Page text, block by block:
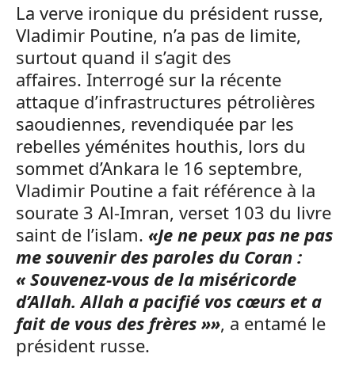
La verve ironique du président russe,
Vladimir Poutine, n’a pas de limite,
surtout quand il s’agit des
affaires. Interrogé sur la récente
attaque d’infrastructures pétrolières
saoudiennes, revendiquée par les
rebelles yéménites houthis, lors du
sommet d’Ankara le 16 septembre,
Vladimir Poutine a fait référence à la
sourate 3 Al-Imran, verset 103 du livre
saint de l’islam. «Je ne peux pas ne pas
me souvenir des paroles du Coran :
« Souvenez-vous de la miséricorde
d’Allah. Allah a pacifié vos cœurs et a
fait de vous des frères »», a entamé le
président russe.